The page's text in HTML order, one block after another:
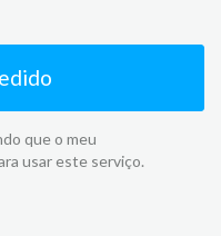
que o meu
usar este serviço.